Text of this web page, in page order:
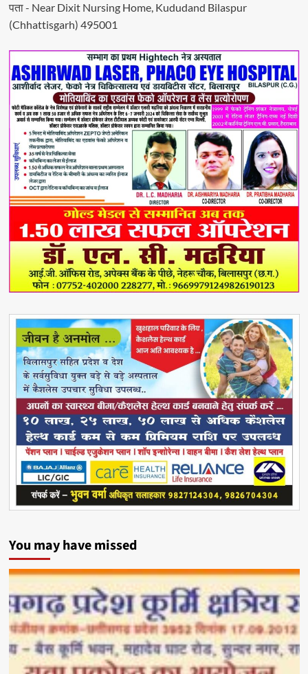
पता - Near Dixit Nursing Home, Kududand Bilaspur
(Chhattisgarh) 495001
You may have missed